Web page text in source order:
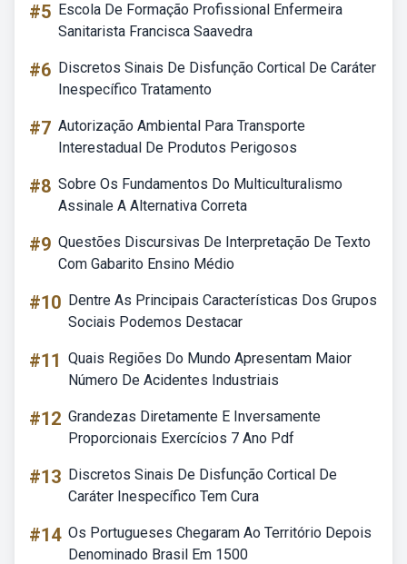
#5 Escola De Formação Profissional Enfermeira
Sanitarista Francisca Saavedra
#6 Discretos Sinais De Disfunção Cortical De Caráter
Inespecífico Tratamento
#7 Autorização Ambiental Para Transporte
Interestadual De Produtos Perigosos
#8 Sobre Os Fundamentos Do Multiculturalismo
Assinale A Alternativa Correta
#9 Questões Discursivas De Interpretação De Texto
Com Gabarito Ensino Médio
#10 Dentre As Principais Características Dos Grupos
Sociais Podemos Destacar
#11 Quais Regiões Do Mundo Apresentam Maior
Número De Acidentes Industriais
#12 Grandezas Diretamente E Inversamente
Proporcionais Exercícios 7 Ano Pdf
#13 Discretos Sinais De Disfunção Cortical De
Caráter Inespecífico Tem Cura
#14 Os Portugueses Chegaram Ao Território Depois
Denominado Brasil Em 1500